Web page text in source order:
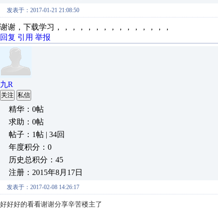
发表于：2017-01-21 21:08:50
谢谢，下载学习，，，，，，，，，，，，，，，
回复 引用 举报
九R
关注 私信
精华：0帖
求助：0帖
帖子：1帖 | 34回
年度积分：0
历史总积分：45
注册：2015年8月17日
发表于：2017-02-08 14:26:17
好好好的看看谢谢分享辛苦楼主了